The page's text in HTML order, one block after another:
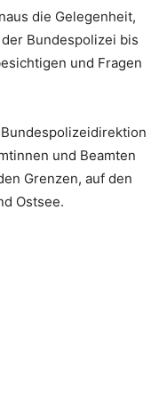
die Gelegenheit,
Bundespolizei bis
und Fragen
und Beamten
Grenzen, auf den
Ostsee.